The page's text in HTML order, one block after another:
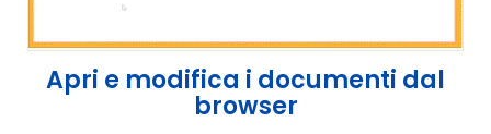
Apri e modifica i documenti dal
browser